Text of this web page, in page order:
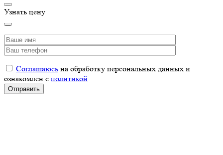
Узнать цену
Соглашаюсь на обработку персональных данных и
ознакомлен с политикой